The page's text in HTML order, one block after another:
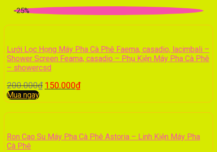
-25%
Lưới Lọc Họng Máy Pha Cà Phê Faema, casadio, lacimbali –
Shower Screen Feama, casadio – Phụ Kiện Máy Pha Cà Phê
– showercsd
200.000₫ 150.000₫
Mua ngay
Ron Cao Su Máy Pha Cà Phê Astoria – Linh Kiện Máy Pha
Cà Phê